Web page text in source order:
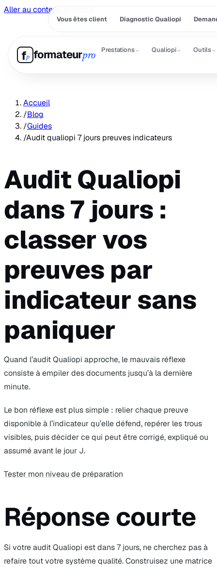
Aller au contenu principal
Vous êtes client Diagnostic Qualiopi
fp formateurpro
Prestations⌄ Qualiopi⌄ Outils⌄
Accueil
/Blog
/Guides
/Audit qualiopi 7 jours preuves indicateurs
Audit Qualiopi
dans 7 jours :
classer vos
preuves par
indicateur sans
paniquer
Quand l’audit Qualiopi approche, le mauvais réflexe
consiste à empiler des documents jusqu’à la dernière
minute.
Le bon réflexe est plus simple : relier chaque preuve
disponible à l’indicateur qu’elle défend, repérer les trous
visibles, puis décider ce qui peut être corrigé, expliqué ou
assumé avant le jour J.
Tester mon niveau de préparation
Réponse courte
Si votre audit Qualiopi est dans 7 jours, ne cherchez pas à
refaire tout votre système qualité. Construisez une matrice